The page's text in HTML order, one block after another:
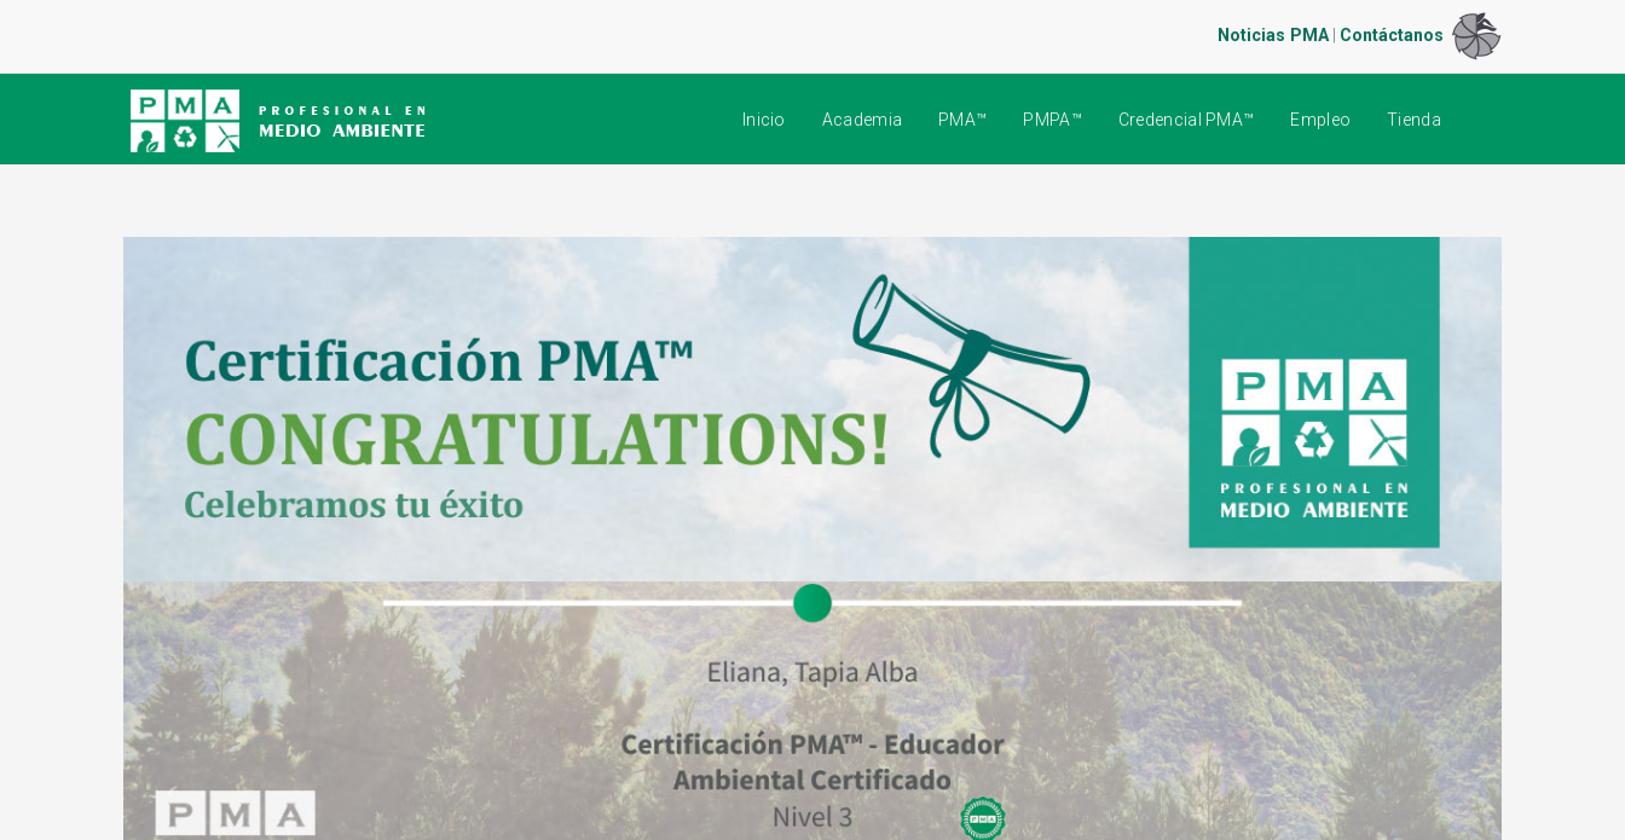
Noticias PMA Contáctanos
Inicio Academia PMA™ PMPA™ Credencial PMA™ Empleo Tienda